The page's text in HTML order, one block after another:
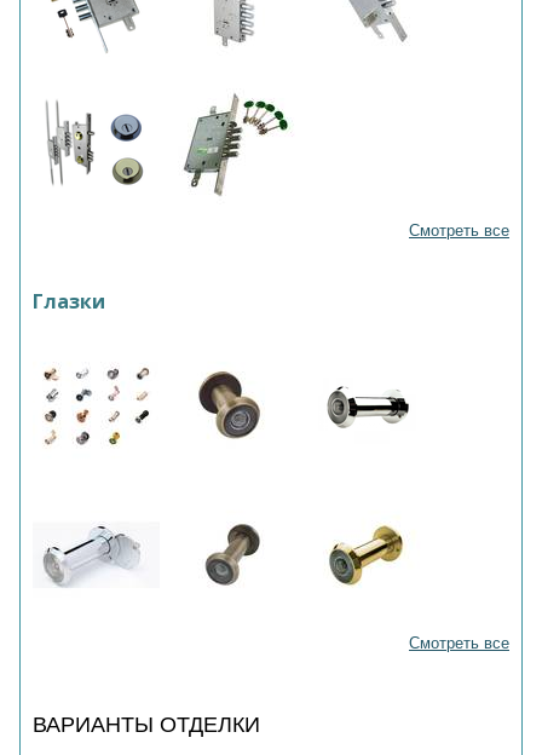
Смотреть все
Глазки
Смотреть все
ВАРИАНТЫ ОТДЕЛКИ